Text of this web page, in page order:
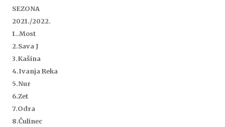
SEZONA
2021./2022.
1..Most
2.Sava J
3.Kašina
4.Ivanja Reka
5.Nur
6.Zet
7.Odra
8.Čulinec